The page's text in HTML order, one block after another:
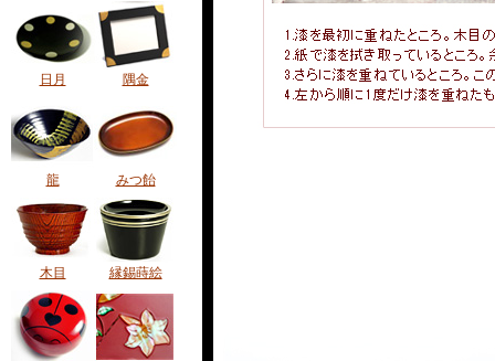
日月 隅金
龍 みつ飴
木目 縁錫蒔絵